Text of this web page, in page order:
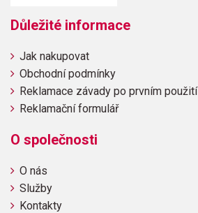
Důležité informace
Jak nakupovat
Obchodní podmínky
Reklamace závady po prvním použití
Reklamační formulář
O společnosti
O nás
Služby
Kontakty